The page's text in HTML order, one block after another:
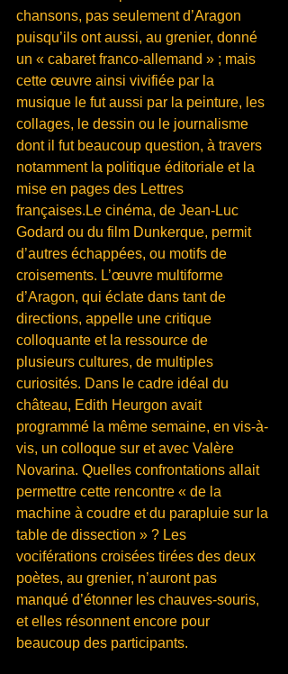
chansons, pas seulement d’Aragon
puisqu’ils ont aussi, au grenier, donné
un « cabaret franco-allemand » ; mais
cette œuvre ainsi vivifiée par la
musique le fut aussi par la peinture, les
collages, le dessin ou le journalisme
dont il fut beaucoup question, à travers
notamment la politique éditoriale et la
mise en pages des Lettres
françaises.Le cinéma, de Jean-Luc
Godard ou du film Dunkerque, permit
d’autres échappées, ou motifs de
croisements. L’œuvre multiforme
d’Aragon, qui éclate dans tant de
directions, appelle une critique
colloquante et la ressource de
plusieurs cultures, de multiples
curiosités. Dans le cadre idéal du
château, Edith Heurgon avait
programmé la même semaine, en vis-à-
vis, un colloque sur et avec Valère
Novarina. Quelles confrontations allait
permettre cette rencontre « de la
machine à coudre et du parapluie sur la
table de dissection » ? Les
vociférations croisées tirées des deux
poètes, au grenier, n’auront pas
manqué d’étonner les chauves-souris,
et elles résonnent encore pour
beaucoup des participants.